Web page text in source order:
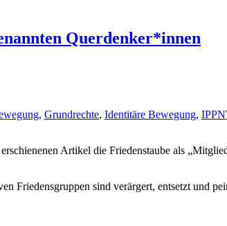
Querdenker*innen
, Grundrechte, Identitäre Bewegung,
Artikel die Friedenstaube als
Friedensgruppen sind verärgert, entsetzt und